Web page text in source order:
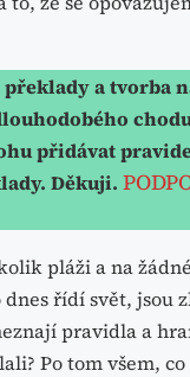
a tvorba
přidávat
Děkuji.
pláži a na
řídí svět, jsou
pravidla a
Po tom všem,